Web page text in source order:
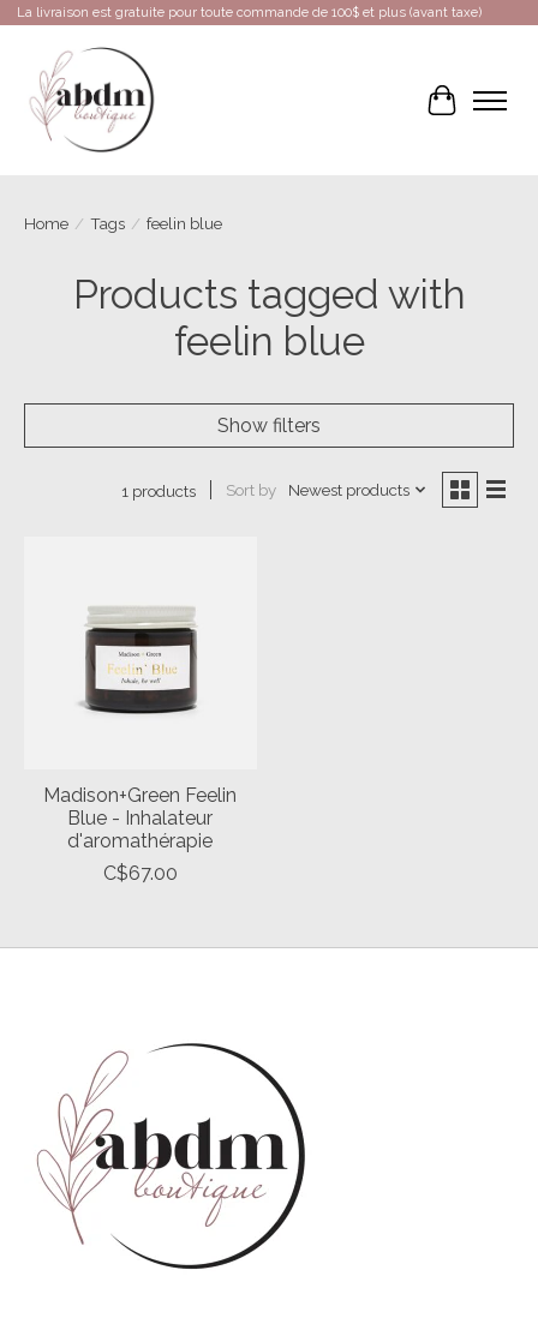
La livraison est gratuite pour toute commande de 100$ et plus (avant taxe)
Cart
Home / Tags / feelin blue
Products tagged with
feelin blue
Show filters
1 products Sort by Newest products
Madison+Green Feelin
Blue - Inhalateur
d'aromathérapie
C$67.00